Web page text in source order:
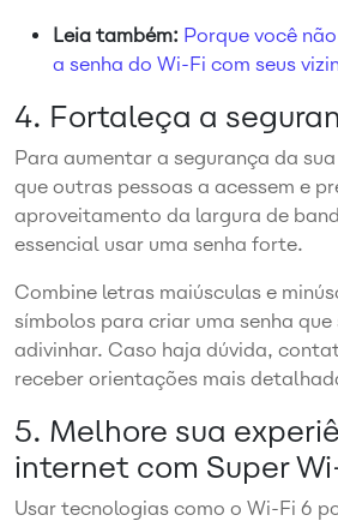
Leia também: Porque você
a senha do Wi-Fi com seus
4. Fortaleça a
Para aumentar a segurança da
que outras pessoas a acessem e
aproveitamento da largura de
essencial usar uma senha forte.
Combine letras maiúsculas e
símbolos para criar uma senha
adivinhar. Caso haja dúvida,
receber orientações mais
5. Melhore sua
internet com Super
Usar tecnologias como o Wi-Fi 6